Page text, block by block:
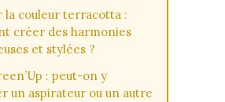
la couleur terracotta :
créer des harmonies
et stylées ?
: peut-on y
un aspirateur ou un autre